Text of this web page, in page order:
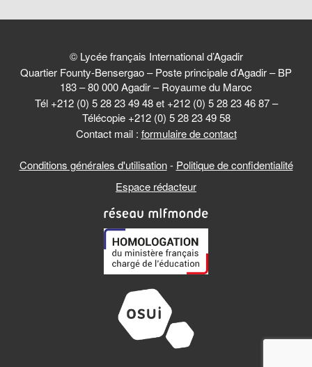
© Lycée français International d’Agadir
Quartier Founty-Bensergao – Poste principale d’Agadir – BP
183 – 80 000 Agadir – Royaume du Maroc
Tél +212 (0) 5 28 23 49 48 et +212 (0) 5 28 23 46 87 –
Télécopie +212 (0) 5 28 23 49 58
Contact mail : formulaire de contact
Conditions générales d'utilisation- Politique de confidentialité
Espace rédacteur